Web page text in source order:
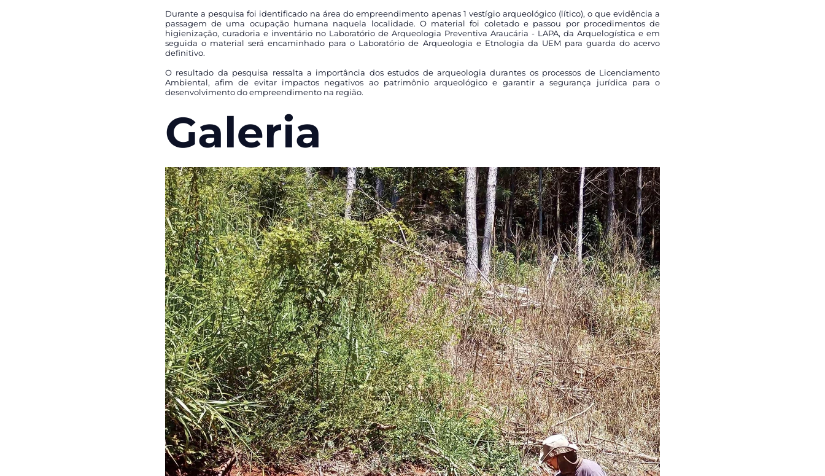
Durante a pesquisa foi identificado na área do empreendimento apenas 1 vestígio arqueológico (lítico), o que evidência a
passagem de uma ocupação humana naquela localidade. O material foi coletado e passou por procedimentos de
higienização, curadoria e inventário no Laboratório de Arqueologia Preventiva Araucária - LAPA, da Arquelogística e em
seguida o material será encaminhado para o Laboratório de Arqueologia e Etnologia da UEM para guarda do acervo
definitivo.
O resultado da pesquisa ressalta a importância dos estudos de arqueologia durantes os processos de Licenciamento
Ambiental, afim de evitar impactos negativos ao patrimônio arqueológico e garantir a segurança jurídica para o
desenvolvimento do empreendimento na região.
Galeria